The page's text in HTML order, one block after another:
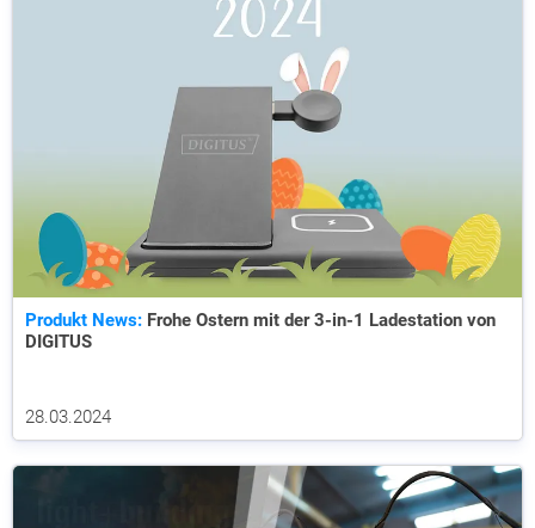
Produkt News: Frohe Ostern mit der 3-in-1 Ladestation von
DIGITUS
28.03.2024